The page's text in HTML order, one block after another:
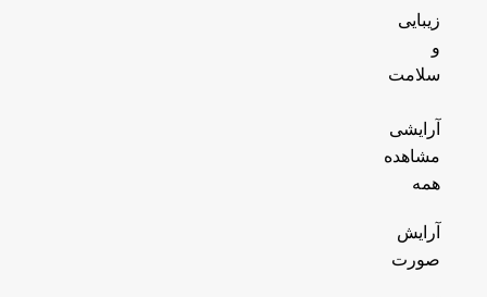
زیبایی
و
سلامت
آرایشی
مشاهده
همه
آرایش
صورت